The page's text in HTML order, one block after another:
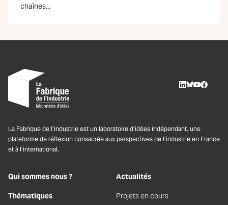
chaînes...
La Fabrique de l’industrie est un laboratoire d’idées indépendant, une
plateforme de réflexion consacrée aux perspectives de l’industrie en France
et à l’international.
Qui sommes nous ?
Thématiques
Actualités
Projets en cours